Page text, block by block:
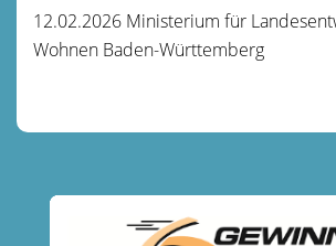
12.02.2026 Ministerium für
Wohnen Baden-Württemberg